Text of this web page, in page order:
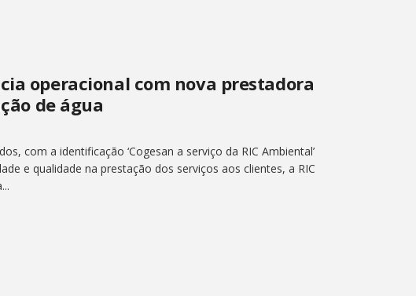
operacional com nova prestadora
de água
com a identificação ‘Cogesan a serviço da RIC Ambiental’
e qualidade na prestação dos serviços aos clientes, a RIC